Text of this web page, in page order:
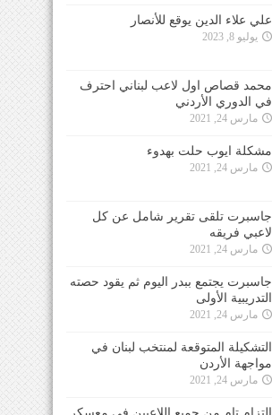
علي علاء الدين يوقع للأنصار
يوليو 8, 2023
محمد قصاص اول لاعب لبناني احترف
في الدوري الأردني
مارس 24, 2021
مشكلة ايوب حلت بهدوء
مارس 24, 2021
جاسبرت تلقى تقرير شامل عن كل
لاعبي فريقه
مارس 24, 2021
جاسبرت يجتمع ببدر اليوم ثم يقود حصته
التدريبية الأولى
مارس 24, 2021
التشكيلة المتوقعة لمنتخب لبنان في
مواجهة الأردن
مارس 24, 2021